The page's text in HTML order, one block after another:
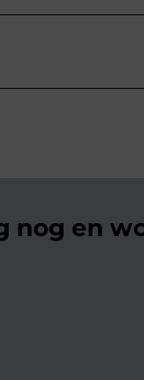
nog en